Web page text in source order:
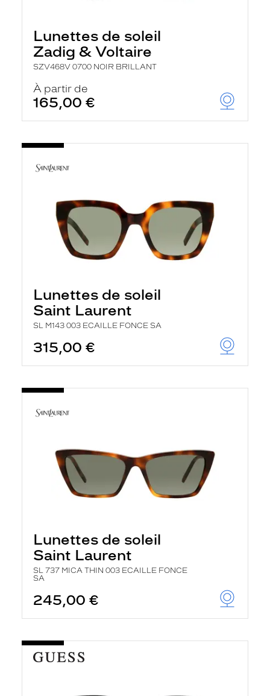
Lunettes de soleil
Zadig & Voltaire
SZV468V 0700 NOIR BRILLANT
À partir de
165,00 €
Lunettes de soleil
Saint Laurent
SL M143 003 ECAILLE FONCE SA
315,00 €
Lunettes de soleil
Saint Laurent
SL 737 MICA THIN 003 ECAILLE FONCE
SA
245,00 €